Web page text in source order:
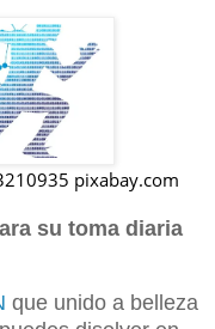
pixabay.com
su toma diaria
que unido a belleza